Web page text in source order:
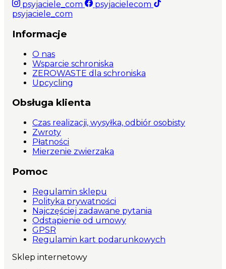
psyjaciele_com
psyjacielecom
psyjaciele_com
Informacje
O nas
Wsparcie schroniska
ZEROWASTE dla schroniska
Upcycling
Obsługa klienta
Czas realizacji, wysyłka, odbiór osobisty
Zwroty
Płatności
Mierzenie zwierzaka
Pomoc
Regulamin sklepu
Polityka prywatności
Najczęściej zadawane pytania
Odstąpienie od umowy
GPSR
Regulamin kart podarunkowych
Sklep internetowy